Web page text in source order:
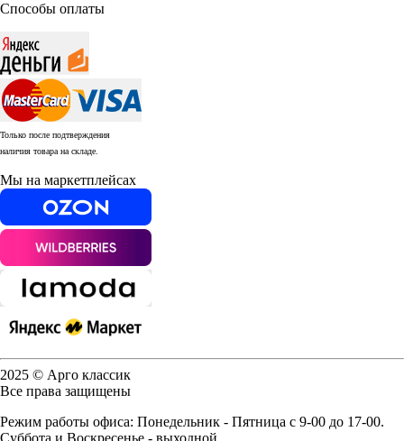
Способы оплаты
Только после подтверждения
наличия товара на складе.
Мы на маркетплейсах
2025 © Арго классик
Все права защищены
Режим работы офиса: Понедельник - Пятница с 9-00 до 17-00.